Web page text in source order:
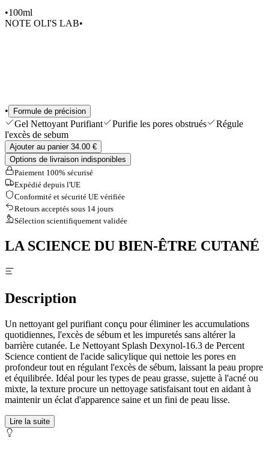
•100ml
NOTE OLI'S LAB•
• Formule de précision
Gel Nettoyant Purifiant Purifie les pores obstrués
Régule
l'excès de sebum
Ajouter au panier 34.00 €
Options de livraison indisponibles
Paiement 100% sécurisé
Expédié depuis l'UE
Conformité et sécurité UE vérifiée
Retours acceptés sous 14 jours
Sélection scientifiquement validée
LA SCIENCE DU BIEN-ÊTRE CUTANÉ
Description
Un nettoyant gel purifiant conçu pour éliminer les accumulations
quotidiennes, l'excès de sébum et les impuretés sans altérer la
barrière cutanée. Le Nettoyant Splash Dexynol-16.3 de Percent
Science contient de l'acide salicylique qui nettoie les pores en
profondeur tout en régulant l'excès de sébum, laissant la peau propre
et équilibrée. Idéal pour les types de peau grasse, sujette à l'acné ou
mixte, la texture procure un nettoyage satisfaisant tout en aidant à
maintenir un éclat d'apparence saine et un fini de peau lisse.
Lire la suite